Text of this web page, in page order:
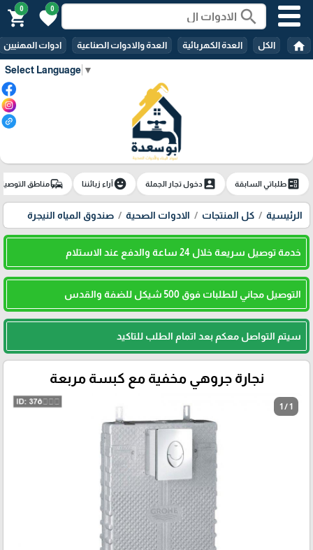
Select Language ▼
search
0
favorite
0
shopping_cart
home الكل العدة الكهربائية العدة والادوات الصناعية ادوات المهنيين
ballotطلباتي السابقة account_boxدخول تجار الجملة emoji_emotionsآراء زبائننا commuteمناطق
الرئيسية كل المنتجات الادوات الصحية صندوق المياه النيجرة
خدمة توصيل سريعة خلال 24 ساعة والدفع عند الاستلام
التوصيل مجاني للطلبات فوق 500 شيكل للضفة والقدس
سيتم التواصل معكم بعد اتمام الطلب للتاكيد
نجارة جروهي مخفية مع كبسة مربعة
1 / 1